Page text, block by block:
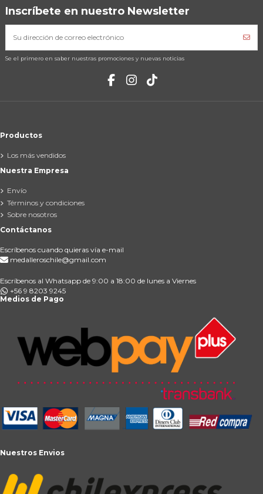
Inscríbete en nuestro Newsletter
Se el primero en saber nuestras promociones y nuevas noticias
Productos
Los más vendidos
Nuestra Empresa
Envío
Términos y condiciones
Sobre nosotros
Contáctanos
Escríbenos cuando quieras vía e-mail
medalleroschile@gmail.com
Escríbenos al Whatsapp de 9:00 a 18:00 de lunes a Viernes
+56 9 8203 9245
Medios de Pago
Nuestros Envios